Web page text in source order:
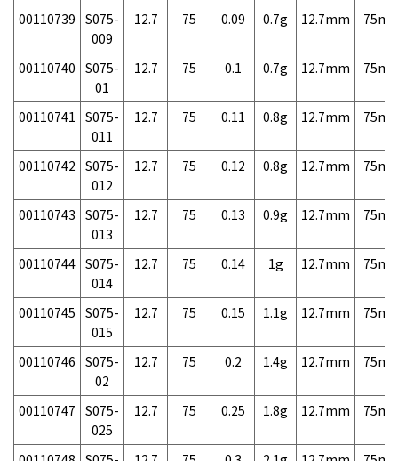
00110739 S075-
009
12.7 75 0.09 0.7g 12.7mm
00110740 S075-
01
12.7 75 0.1 0.7g 12.7mm
00110741 S075-
011
12.7 75 0.11 0.8g 12.7mm
00110742 S075-
012
12.7 75 0.12 0.8g 12.7mm
00110743 S075-
013
12.7 75 0.13 0.9g 12.7mm
00110744 S075-
014
12.7 75 0.14 1g 12.7mm
00110745 S075-
015
12.7 75 0.15 1.1g 12.7mm
00110746 S075-
02
12.7 75 0.2 1.4g 12.7mm
00110747 S075-
025
12.7 75 0.25 1.8g 12.7mm